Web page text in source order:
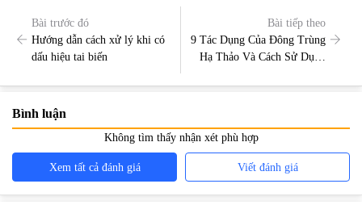
Bài trước đó
Hướng dẫn cách xử lý khi có
dấu hiệu tai biến
Bài tiếp theo
9 Tác Dụng Của Đông Trùng
Hạ Thảo Và Cách Sử Dụng
Bình luận
Không tìm thấy nhận xét phù hợp
Xem tất cả đánh giá Viết đánh giá